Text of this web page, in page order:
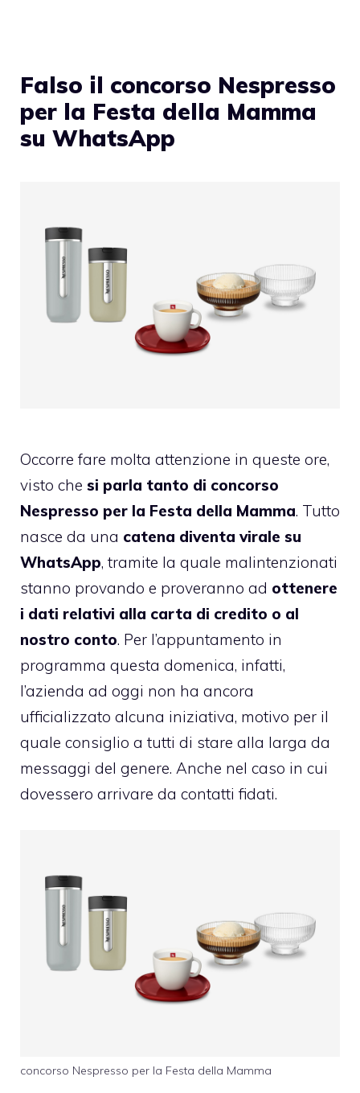
Falso il concorso Nespresso
per la Festa della Mamma
su WhatsApp
Occorre fare molta attenzione in queste ore,
visto che si parla tanto di concorso
Nespresso per la Festa della Mamma. Tutto
nasce da una catena diventa virale su
WhatsApp, tramite la quale malintenzionati
stanno provando e proveranno ad ottenere
i dati relativi alla carta di credito o al
nostro conto. Per l’appuntamento in
programma questa domenica, infatti,
l’azienda ad oggi non ha ancora
ufficializzato alcuna iniziativa, motivo per il
quale consiglio a tutti di stare alla larga da
messaggi del genere. Anche nel caso in cui
dovessero arrivare da contatti fidati.
concorso Nespresso per la Festa della Mamma